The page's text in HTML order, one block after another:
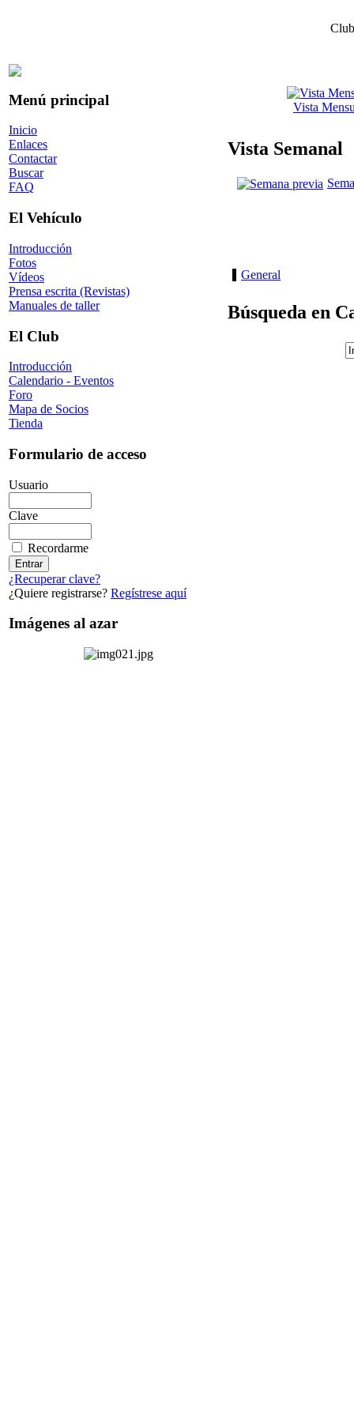
Menú principal
Inicio
Enlaces
Contactar
Buscar
FAQ
El Vehículo
Introducción
Fotos
Vídeos
Prensa escrita (Revistas)
Manuales de taller
El Club
Introducción
Calendario - Eventos
Foro
Mapa de Socios
Tienda
Formulario de acceso
Usuario
Clave
Recordarme
¿Recuperar clave?
¿Quiere registrarse? Regístrese aquí
Imágenes al azar
Vista
Vista Semanal
General
Búsqueda en